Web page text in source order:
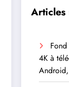
Articles
4K à